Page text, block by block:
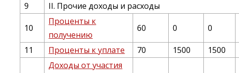
9 II. Прочие доходы и расходы
10
Проценты к
получению
60 0 0
11 Проценты к уплате 70 1500 1500
Доходы от участия